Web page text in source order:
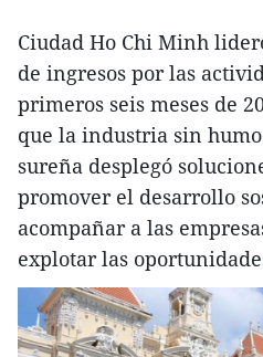
Ciudad Ho Chi Minh
de ingresos por las
primeros seis meses de
que la industria sin
sureña desplegó
promover el desarrollo
acompañar a las
explotar las